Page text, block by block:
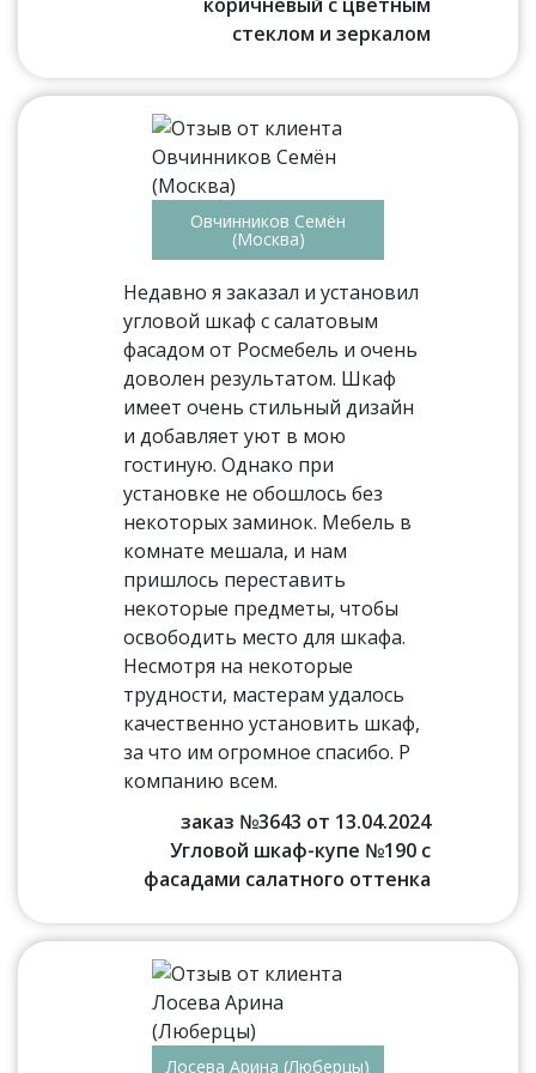
стеклом и зеркалом
Овчинников Семён
(Москва)
Недавно я заказал и установил
угловой шкаф с салатовым
фасадом от Росмебель и очень
доволен результатом. Шкаф
имеет очень стильный дизайн
и добавляет уют в мою
гостиную. Однако при
установке не обошлось без
некоторых заминок. Мебель в
комнате мешала, и нам
пришлось переставить
некоторые предметы, чтобы
освободить место для шкафа.
Несмотря на некоторые
трудности, мастерам удалось
качественно установить шкаф,
за что им огромное спасибо. Р
компанию всем.
заказ №3643 от 13.04.2024
Угловой шкаф-купе №190 с
фасадами салатного оттенка
Лосева Арина (Люберцы)